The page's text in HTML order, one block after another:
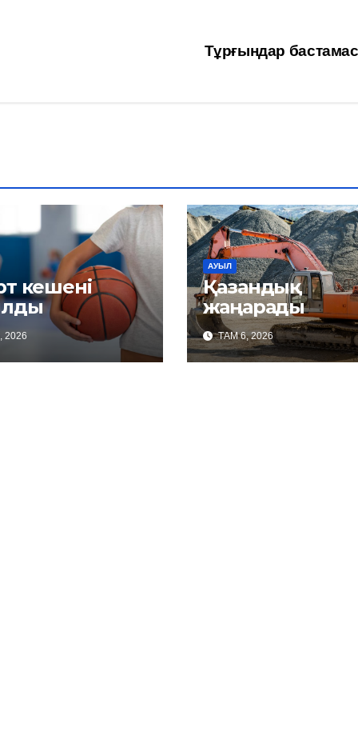
Тұрғындар
кешені
2026
АУЫЛ
Қазандық
жаңарады
ТАМ 6, 2026